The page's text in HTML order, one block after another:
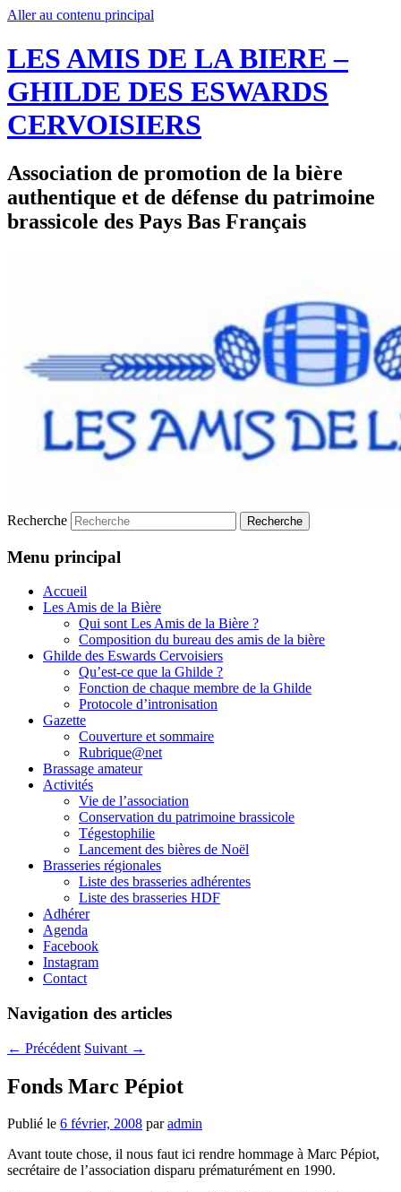
Aller au contenu principal
LES AMIS DE LA BIERE –
GHILDE DES ESWARDS
CERVOISIERS
Association de promotion de la bière
authentique et de défense du patrimoine
brassicole des Pays Bas Français
Recherche
Menu principal
Accueil
Les Amis de la Bière
Qui sont Les Amis de la Bière ?
Composition du bureau des amis de la bière
Ghilde des Eswards Cervoisiers
Qu’est-ce que la Ghilde ?
Fonction de chaque membre de la Ghilde
Protocole d’intronisation
Gazette
Couverture et sommaire
Rubrique@net
Brassage amateur
Activités
Vie de l’association
Conservation du patrimoine brassicole
Tégestophilie
Lancement des bières de Noël
Brasseries régionales
Liste des brasseries adhérentes
Liste des brasseries HDF
Adhérer
Agenda
Facebook
Instagram
Contact
Navigation des articles
← Précédent Suivant →
Fonds Marc Pépiot
Publié le 6 février, 2008 paradmin
Avant toute chose, il nous faut ici rendre hommage à Marc Pépiot,
secrétaire de l’association disparu prématurément en 1990.